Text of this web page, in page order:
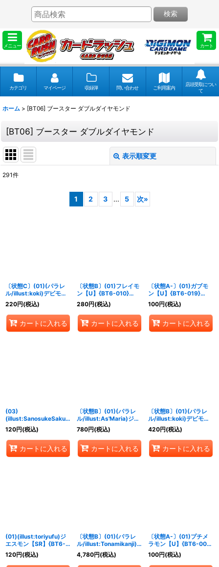
メニュー カート
検索
カテゴリ マイページ 収録弾 問い合わせ ご利用案内
店頭受取につい
て
ホーム > [BT06] ブースター ダブルダイヤモンド
[BT06] ブースター ダブルダイヤモンド
表示順変更
291件
1 2 3 ... 5 次»
〔状態C〕(01)(パラレ
ル/illust:koki)デビモン
【U-P】{BT2-074}
《紫》
220円(税込)
カートに入れる
〔状態B〕(01)フレイモ
ン【U】{BT6-010}
《赤》
280円(税込)
カートに入れる
〔状態A-〕(01)ガブモ
ン【U】{BT6-019}
《青》
100円(税込)
カートに入れる
(03)
(illust:SanosukeSakum
a)チクリモン【C】
{BT6-056}《黒》
120円(税込)
カートに入れる
〔状態B〕(01)(パラレ
ル/illust:As'Maria)ジエ
スモン【SR-P】{BT6-
016}《赤》
780円(税込)
カートに入れる
〔状態B〕(01)(パラレ
ル/illust:koki)デビモン
【U-P】{BT2-074}
《紫》
420円(税込)
カートに入れる
(01)(illust:toriyufu)ジ
エスモン【SR】{BT6-
016}《赤》
120円(税込)
〔状態B〕(01)(パラレ
ル/illust:Tonamikanji)
ベルスターモン【SEC-
P】{BT6-112}《紫》
4,780円(税込)
〔状態A-〕(01)プチメ
ラモン【U】{BT6-001}
《赤》
100円(税込)